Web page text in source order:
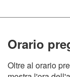
Orario
Oltre al orario